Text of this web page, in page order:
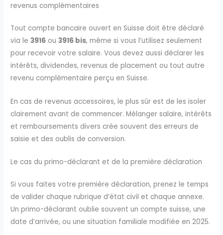
revenus complémentaires
Tout compte bancaire ouvert en Suisse doit être déclaré
via le3916 ou3916 bis, même si vous l’utilisez seulement
pour recevoir votre salaire. Vous devez aussi déclarer les
intérêts, dividendes, revenus de placement ou tout autre
revenu complémentaire perçu en Suisse.
En cas de revenus accessoires, le plus sûr est de les isoler
clairement avant de commencer. Mélanger salaire, intérêts
et remboursements divers crée souvent des erreurs de
saisie et des oublis de conversion.
Le cas du primo-déclarant et de la première déclaration
Si vous faites votre première déclaration, prenez le temps
de valider chaque rubrique d’état civil et chaque annexe.
Un primo-déclarant oublie souvent un compte suisse, une
date d’arrivée, ou une situation familiale modifiée en 2025.